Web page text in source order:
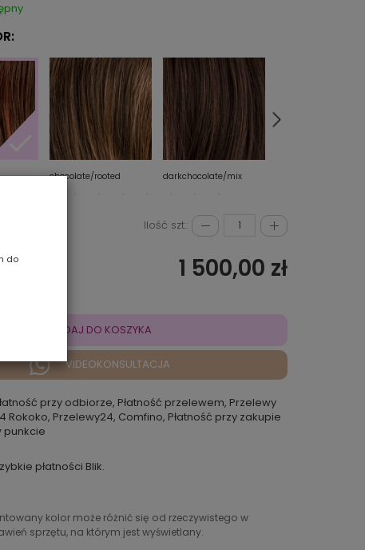
chocolate/rooted darkchocolate/mix
Ilość szt.:
1 500,00 zł
DODAJ DO KOSZYKA
VIDEOKONSULTACJA
przy odbiorze, Płatność przelewem, Przelewy
Rokoko, Przelewy24, Comfino, Płatność przy zakupie
punkcie
płatności Blik.
kolor może różnić się od rzeczywistego w
sprzętu, na którym jest wyświetlany.
do